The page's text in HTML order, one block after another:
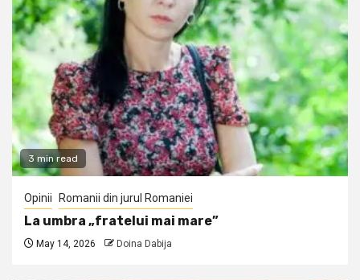
3 min read
Opinii Romanii din jurul Romaniei
La umbra „fratelui mai mare”
May 14, 2026 Doina Dabija